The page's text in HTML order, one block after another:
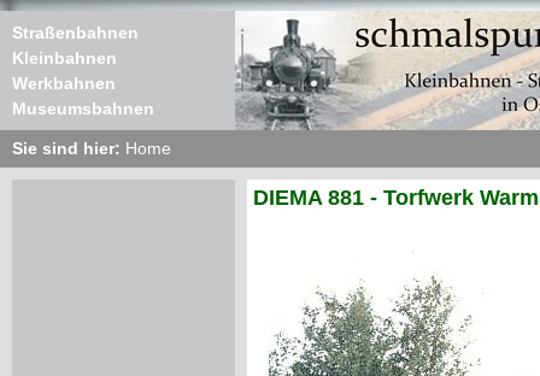
Straßenbahnen
Kleinbahnen
Werkbahnen
Museumsbahnen
Sie sind hier: Home
DIEMA 881 - Torfwerk